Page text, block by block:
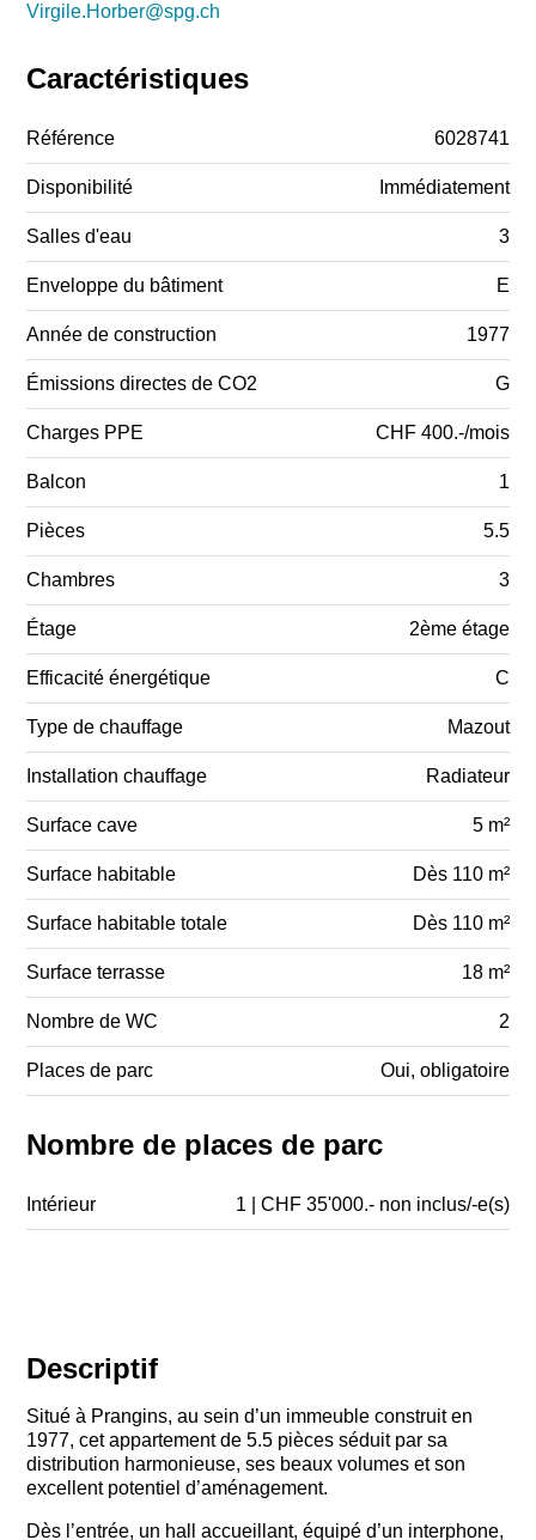
Descriptif
Situé à Prangins, au sein d’un immeuble construit en
1977, cet appartement de 5.5 pièces séduit par sa
distribution harmonieuse, ses beaux volumes et son
excellent potentiel d’aménagement.
Dès l’entrée, un hall accueillant, équipé d’un interphone,
Virgile.Horber@spg.ch
Caractéristiques
Référence 6028741
Disponibilité Immédiatement
Salles d'eau 3
Enveloppe du bâtiment E
Année de construction 1977
Émissions directes de CO2 G
Charges PPE CHF 400.-/mois
Balcon 1
Pièces 5.5
Chambres 3
Étage 2ème étage
Efficacité énergétique C
Type de chauffage Mazout
Installation chauffage Radiateur
Surface cave 5 m²
Surface habitable Dès 110 m²
Surface habitable totale Dès 110 m²
Surface terrasse 18 m²
Nombre de WC 2
Places de parc Oui, obligatoire
Nombre de places de parc
Intérieur 1 | CHF 35'000.- non inclus/-e(s)